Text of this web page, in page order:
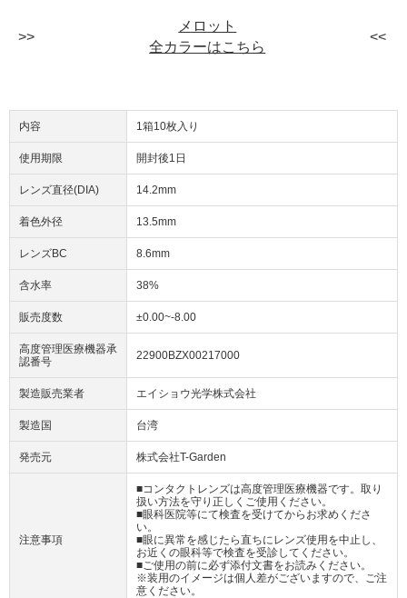
メロット
全カラーはこちら
内容 1箱10枚入り
使用期限 開封後1日
レンズ直径(DIA) 14.2mm
着色外径 13.5mm
レンズBC 8.6mm
含水率 38%
販売度数 ±0.00~-8.00
高度管理医療機器承
認番号
22900BZX00217000
製造販売業者 エイショウ光学株式会社
製造国 台湾
発売元 株式会社T-Garden
注意事項
■コンタクトレンズは高度管理医療機器です。取り
扱い方法を守り正しくご使用ください。
■眼科医院等にて検査を受けてからお求めくださ
い。
■眼に異常を感じたら直ちにレンズ使用を中止し、
お近くの眼科等で検査を受診してください。
■ご使用の前に必ず添付文書をお読みください。
※装用のイメージは個人差がございますので、ご注
意ください。